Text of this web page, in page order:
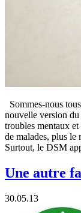
Sommes-nous
nouvelle version
troubles mentaux
de malades, plus le
Surtout, le DSM
Une autre
30.05.13